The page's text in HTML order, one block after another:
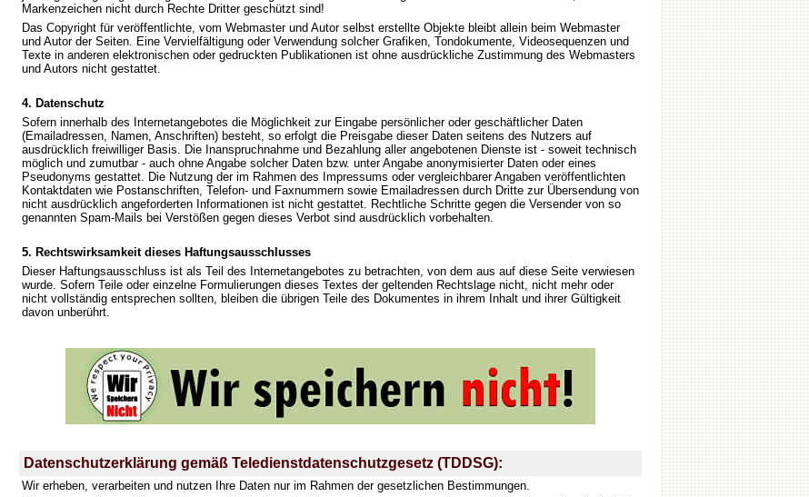
Markenzeichen nicht durch Rechte Dritter geschützt sind!
Das Copyright für veröffentlichte, vom Webmaster und Autor selbst erstellte Objekte bleibt allein beim Webmaster
und Autor der Seiten. Eine Vervielfältigung oder Verwendung solcher Grafiken, Tondokumente, Videosequenzen und
Texte in anderen elektronischen oder gedruckten Publikationen ist ohne ausdrückliche Zustimmung des Webmasters
und Autors nicht gestattet.
4. Datenschutz
Sofern innerhalb des Internetangebotes die Möglichkeit zur Eingabe persönlicher oder geschäftlicher Daten
(Emailadressen, Namen, Anschriften) besteht, so erfolgt die Preisgabe dieser Daten seitens des Nutzers auf
ausdrücklich freiwilliger Basis. Die Inanspruchnahme und Bezahlung aller angebotenen Dienste ist - soweit technisch
möglich und zumutbar - auch ohne Angabe solcher Daten bzw. unter Angabe anonymisierter Daten oder eines
Pseudonyms gestattet. Die Nutzung der im Rahmen des Impressums oder vergleichbarer Angaben veröffentlichten
Kontaktdaten wie Postanschriften, Telefon- und Faxnummern sowie Emailadressen durch Dritte zur Übersendung von
nicht ausdrücklich angeforderten Informationen ist nicht gestattet. Rechtliche Schritte gegen die Versender von so
genannten Spam-Mails bei Verstößen gegen dieses Verbot sind ausdrücklich vorbehalten.
5. Rechtswirksamkeit dieses Haftungsausschlusses
Dieser Haftungsausschluss ist als Teil des Internetangebotes zu betrachten, von dem aus auf diese Seite verwiesen
wurde. Sofern Teile oder einzelne Formulierungen dieses Textes der geltenden Rechtslage nicht, nicht mehr oder
nicht vollständig entsprechen sollten, bleiben die übrigen Teile des Dokumentes in ihrem Inhalt und ihrer Gültigkeit
davon unberührt.
Datenschutzerklärung gemäß Teledienstdatenschutzgesetz (TDDSG):
Wir erheben, verarbeiten und nutzen Ihre Daten nur im Rahmen der gesetzlichen Bestimmungen.